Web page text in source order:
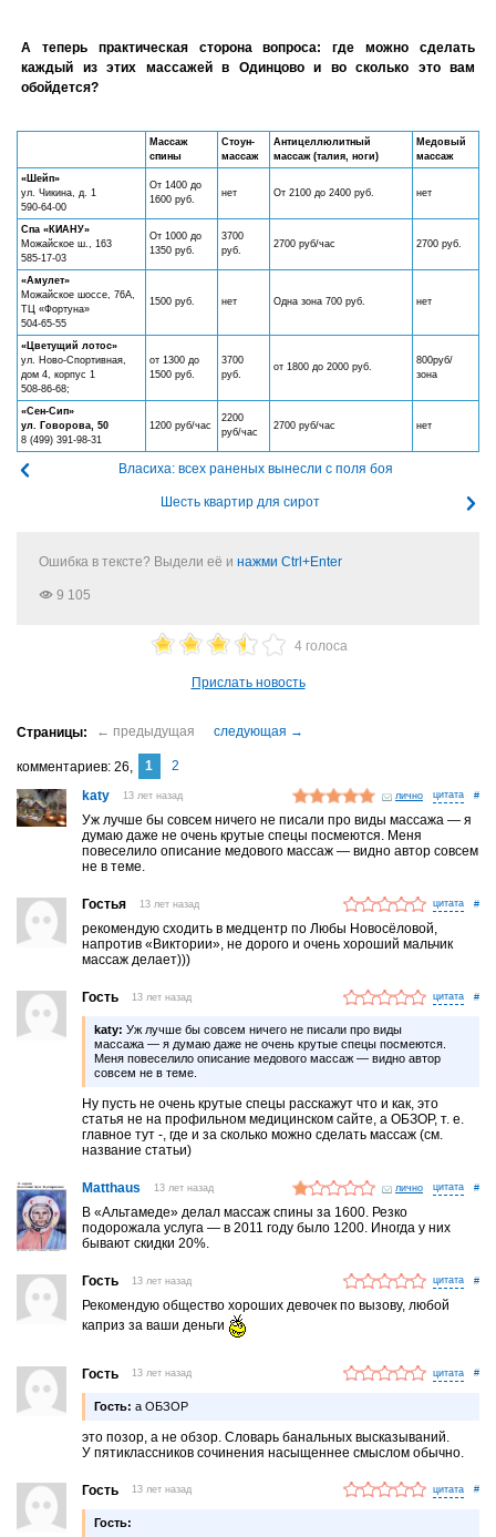
А теперь практическая сторона вопроса: где можно сделать
каждый из этих массажей в Одинцово и во сколько это вам
обойдется?
Массаж
спины
Стоун-
массаж
Антицеллюлитный
массаж (талия, ноги)
Медовый
массаж
«Шейп»
ул. Чикина, д. 1
590-64-00
От 1400 до
1600 руб.
нет От 2100 до 2400 руб. нет
Спа «КИАНУ»
Можайское ш., 163
585-17-03
От 1000 до
1350 руб.
3700
руб.
2700 руб/час 2700 руб.
«Амулет»
Можайское шоссе, 76А,
ТЦ «Фортуна»
504-65-55
1500 руб. нет Одна зона 700 руб. нет
«Цветущий лотос»
ул. Ново-Спортивная,
дом 4, корпус 1
508-86-68;
от 1300 до
1500 руб.
3700
руб.
от 1800 до 2000 руб.
800руб/
зона
«Сен-Сип»
ул. Говорова, 50
8 (499) 391-98-31
1200 руб/час
2200
руб/час
2700 руб/час нет
Власиха: всех раненых вынесли с поля боя
Шесть квартир для сирот
Ошибка в тексте? Выдели её и нажми Ctrl+Enter
9 105
4 голоса
Прислать новость
комментариев 26 1
2
katy
13 лет назад лично #
Уж лучше бы совсем ничего не писали про виды массажа — я
думаю даже не очень крутые спецы посмеются. Меня
повеселило описание медового массаж — видно автор совсем
не в теме.
Гостья 13 лет назад #
рекомендую сходить в медцентр по Любы Новосёловой,
напротив «Виктории», не дорого и очень хороший мальчик
массаж делает)))
Гость 13 лет назад #
katy: Уж лучше бы совсем ничего не писали про виды
массажа — я думаю даже не очень крутые спецы посмеются.
Меня повеселило описание медового массаж — видно автор
совсем не в теме.
Ну пусть не очень крутые спецы расскажут что и как, это
статья не на профильном медицинском сайте, а ОБЗОР, т. е.
главное тут -, где и за сколько можно сделать массаж (см.
название статьи)
Matthaus 13 лет назад лично #
В «Альтамеде» делал массаж спины за 1600. Резко
подорожала услуга — в 2011 году было 1200. Иногда у них
бывают скидки 20%.
Гость 13 лет назад #
Рекомендую общество хороших девочек по вызову, любой
каприз за ваши деньги
Гость 13 лет назад #
Гость: а ОБЗОР
это позор, а не обзор. Словарь банальных высказываний.
У пятиклассников сочинения насыщеннее смыслом обычно.
Гость 13 лет назад #
Гость: